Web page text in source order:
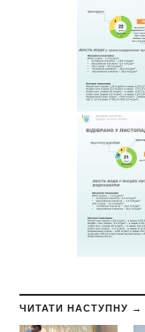
ЧИТАТИ НАСТУПНУ →